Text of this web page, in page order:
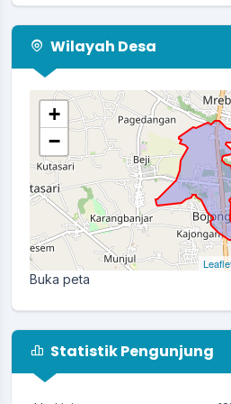
Mantap, Majulah terus
jayaaa...selengkapnya
Wilayah Desa
+
−
Buka peta
Statistik Pengunjung